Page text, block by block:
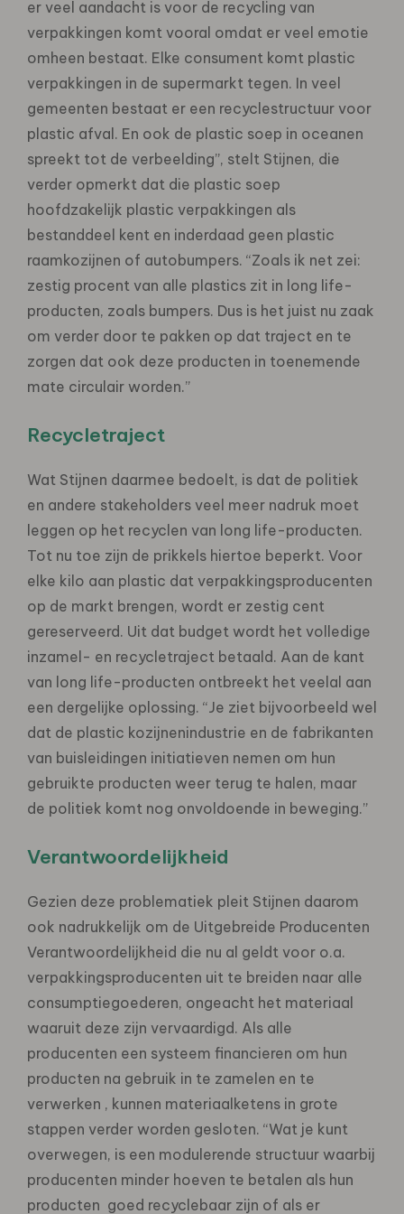
er veel aandacht is voor de recycling van
verpakkingen komt vooral omdat er veel emotie
omheen bestaat. Elke consument komt plastic
verpakkingen in de supermarkt tegen. In veel
gemeenten bestaat er een recyclestructuur voor
plastic afval. En ook de plastic soep in oceanen
spreekt tot de verbeelding”, stelt Stijnen, die
verder opmerkt dat die plastic soep
hoofdzakelijk plastic verpakkingen als
bestanddeel kent en inderdaad geen plastic
raamkozijnen of autobumpers. “Zoals ik net zei:
zestig procent van alle plastics zit in long life-
producten, zoals bumpers. Dus is het juist nu zaak
om verder door te pakken op dat traject en te
zorgen dat ook deze producten in toenemende
mate circulair worden.”
Recycletraject
Wat Stijnen daarmee bedoelt, is dat de politiek
en andere stakeholders veel meer nadruk moet
leggen op het recyclen van long life-producten.
Tot nu toe zijn de prikkels hiertoe beperkt. Voor
elke kilo aan plastic dat verpakkingsproducenten
op de markt brengen, wordt er zestig cent
gereserveerd. Uit dat budget wordt het volledige
inzamel- en recycletraject betaald. Aan de kant
van long life-producten ontbreekt het veelal aan
een dergelijke oplossing. “Je ziet bijvoorbeeld wel
dat de plastic kozijnenindustrie en de fabrikanten
van buisleidingen initiatieven nemen om hun
gebruikte producten weer terug te halen, maar
de politiek komt nog onvoldoende in beweging.”
Verantwoordelijkheid
Gezien deze problematiek pleit Stijnen daarom
ook nadrukkelijk om de Uitgebreide Producenten
Verantwoordelijkheid die nu al geldt voor o.a.
verpakkingsproducenten uit te breiden naar alle
consumptiegoederen, ongeacht het materiaal
waaruit deze zijn vervaardigd. Als alle
producenten een systeem financieren om hun
producten na gebruik in te zamelen en te
verwerken , kunnen materiaalketens in grote
stappen verder worden gesloten. “Wat je kunt
overwegen, is een modulerende structuur waarbij
producenten minder hoeven te betalen als hun
producten goed recyclebaar zijn of als er